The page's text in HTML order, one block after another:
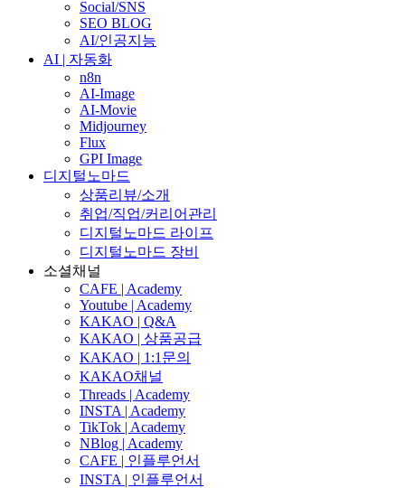
Social/SNS
SEO BLOG
AI/인공지능
AI | 자동화
n8n
AI-Image
AI-Movie
Midjourney
Flux
GPI Image
디지털노마드
상품리뷰/소개
취업/직업/커리어관리
디지털노마드 라이프
디지털노마드 장비
소셜채널
CAFE | Academy
Youtube | Academy
KAKAO | Q&A
KAKAO | 상품공급
KAKAO | 1:1문의
KAKAO채널
Threads | Academy
INSTA | Academy
TikTok | Academy
NBlog | Academy
CAFE | 인플루언서
INSTA | 인플루언서